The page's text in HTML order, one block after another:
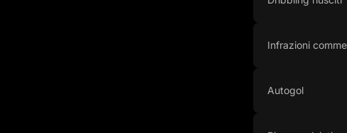
Infrazioni
Autogol